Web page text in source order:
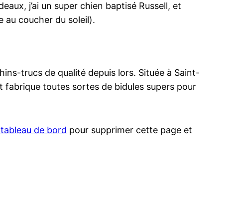
j’ai un super chien baptisé Russell, et
au coucher du soleil).
trucs de qualité depuis lors. Située à Saint-
toutes sortes de bidules supers pour
de bord pour supprimer cette page et